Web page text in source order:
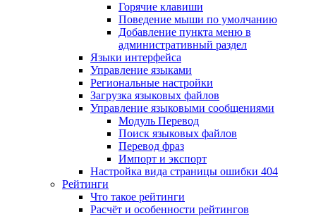
Горячие клавиши
Поведение мыши по умолчанию
Добавление пункта меню в
административный раздел
Языки интерфейса
Управление языками
Региональные настройки
Загрузка языковых файлов
Управление языковыми сообщениями
Mодуль Перевод
Поиск языковых файлов
Перевод фраз
Импорт и экспорт
Настройка вида страницы ошибки 404
Рейтинги
Что такое рейтинги
Расчёт и особенности рейтингов